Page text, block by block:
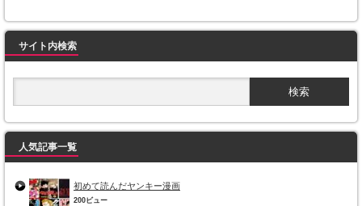
サイト内検索
人気記事一覧
初めて読んだヤンキー漫画
200ビュー